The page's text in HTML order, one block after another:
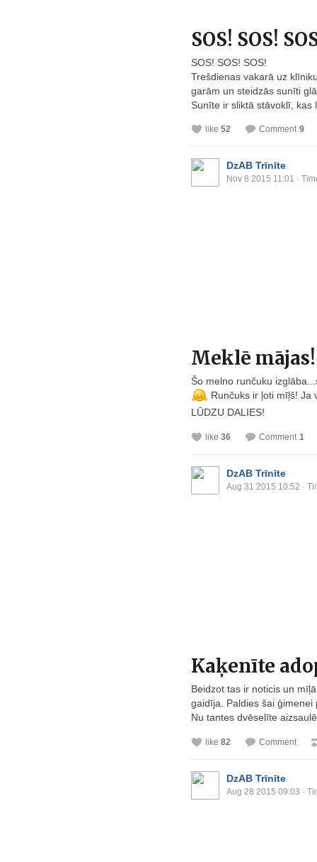
SOS! SOS!
SOS! SOS! SOS!
Trešdienas vakarā uz
garām un steidzās sunīti
Sunīte ir sliktā stāvoklī, kas
like 52 Comment 9
DzAB Trīnīte
Nov 8 2015 11:01 ·
Meklē mājas!
Šo melno runčuku
Runčuks ir ļoti mīļš! Ja
LŪDZU DALIES!
like 36 Comment 1
DzAB Trīnīte
Aug 31 2015 10:52 ·
Kaķenīte
Beidzot tas ir noticis un
gaidīja. Paldies šai
Nu tantes dvēselīte
like 82 Comment
DzAB Trīnīte
Aug 28 2015 09:03 ·